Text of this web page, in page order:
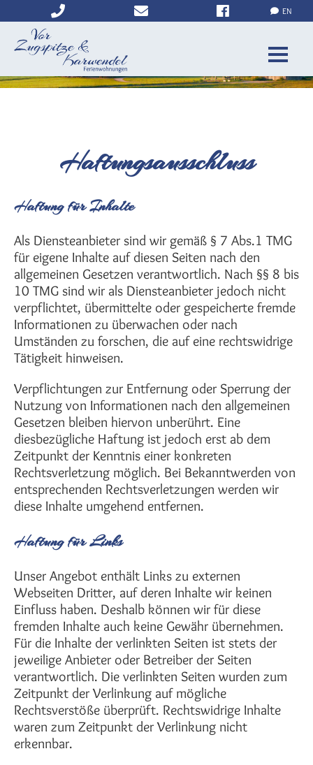
(0)8821
- 25
73
EN
Mittenwald
Garmisch-Partenkirchen
Haftungsausschluss
Haftung für Inhalte
Als Diensteanbieter sind wir gemäß § 7 Abs.1 TMG
für eigene Inhalte auf diesen Seiten nach den
allgemeinen Gesetzen verantwortlich. Nach §§ 8 bis
10 TMG sind wir als Diensteanbieter jedoch nicht
verpflichtet, übermittelte oder gespeicherte fremde
Informationen zu überwachen oder nach
Umständen zu forschen, die auf eine rechtswidrige
Tätigkeit hinweisen.
Verpflichtungen zur Entfernung oder Sperrung der
Nutzung von Informationen nach den allgemeinen
Gesetzen bleiben hiervon unberührt. Eine
diesbezügliche Haftung ist jedoch erst ab dem
Zeitpunkt der Kenntnis einer konkreten
Rechtsverletzung möglich. Bei Bekanntwerden von
entsprechenden Rechtsverletzungen werden wir
diese Inhalte umgehend entfernen.
Haftung für Links
Unser Angebot enthält Links zu externen
Webseiten Dritter, auf deren Inhalte wir keinen
Einfluss haben. Deshalb können wir für diese
fremden Inhalte auch keine Gewähr übernehmen.
Für die Inhalte der verlinkten Seiten ist stets der
jeweilige Anbieter oder Betreiber der Seiten
verantwortlich. Die verlinkten Seiten wurden zum
Zeitpunkt der Verlinkung auf mögliche
Rechtsverstöße überprüft. Rechtswidrige Inhalte
waren zum Zeitpunkt der Verlinkung nicht
erkennbar.